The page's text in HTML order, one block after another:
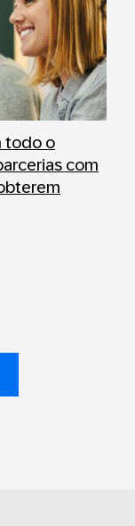
todo o
com